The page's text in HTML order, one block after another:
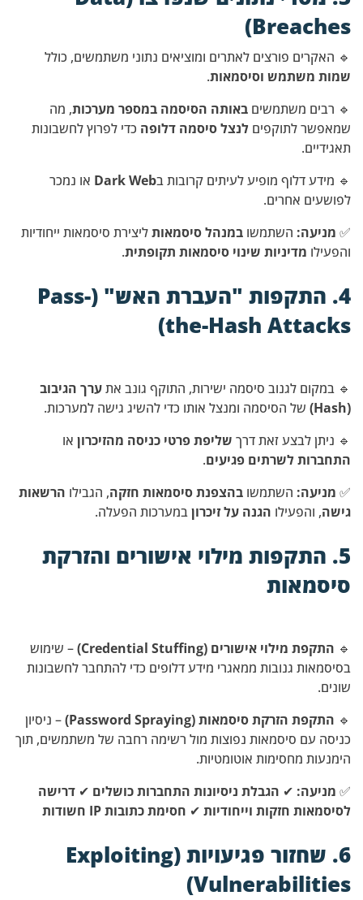
Breaches)
🔹 האקרים פורצים לאתרים ומוציאים נתוני משתמשים, כולל
שמות משתמש וסיסמאות.
🔹 רבים משתמשים באותה הסיסמה במספר מערכות, מה
שמאפשר לתוקפים לנצל סיסמה דלופה כדי לפרוץ לחשבונות
תאגידיים.
🔹 מידע דלוף מופיע לעיתים קרובות בDark Web או נמכר
לפושעים אחרים.
✅ מניעה: השתמשו במנהל סיסמאותליצירת סיסמאות ייחודיות
והפעילו מדיניות שינוי סיסמאות תקופתית.
4. התקפות "העברת האש" (Pass-
the-Hash Attacks)
🔹 במקום לגנוב סיסמה ישירות, התוקף גונב אתערך הגיבוב
(Hash)
של הסיסמה ומנצל אותו כדי להשיג גישה למערכות.
🔹 ניתן לבצע זאת דרך שליפת פרטי כניסה מהזיכרון או
התחברות לשרתים פגיעים.
✅ מניעה: השתמשו בהצפנת סיסמאות חזקה, הגבילו הרשאות
גישה, והפעילו הגנה על זיכרוןבמערכות הפעלה.
5. התקפות מילוי אישורים והזרקת
סיסמאות
🔹 התקפת מילוי אישורים (Credential Stuffing)
– שימוש
בסיסמאות גנובות ממאגרי מידע דלופים כדי להתחבר לחשבונות
שונים.
🔹 התקפת הזרקת סיסמאות (Password Spraying)
– ניסיון
כניסה עם סיסמאות נפוצות מול רשימה רחבה של משתמשים, תוך
הימנעות מחסימות אוטומטיות.
✅ מניעה: ✔ הגבלת ניסיונות התחברות כושלים ✔ דרישה
לסיסמאות חזקות וייחודיות ✔ חסימת כתובות IP חשודות
6. שחזור פגיעויות (Exploiting
Vulnerabilities)